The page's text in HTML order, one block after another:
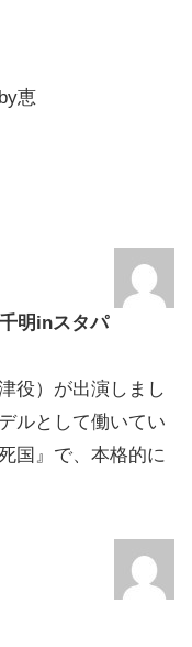
恵
明inスタパ
役）が出演しまし
ルとして働いてい
国』で、本格的に